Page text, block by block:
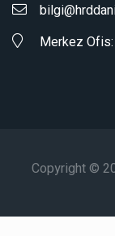
Merkez
Copyright ©